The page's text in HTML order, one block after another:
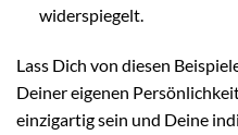
widerspiegelt.
Lass Dich von diesen
Deiner eigenen
einzigartig sein und Deine